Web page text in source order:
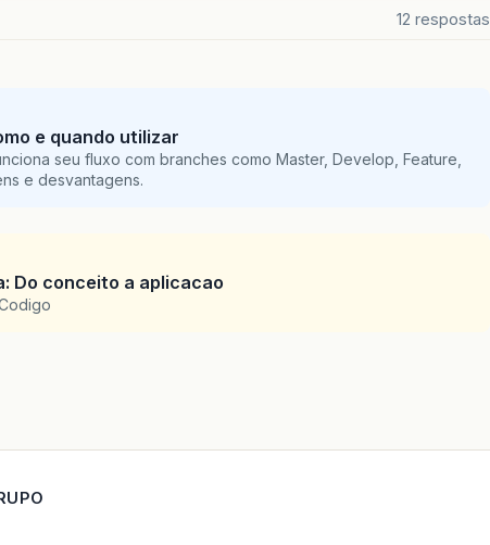
12 respostas
e quando utilizar
seu fluxo com branches como Master, Develop, Feature,
e desvantagens.
Do conceito a aplicacao